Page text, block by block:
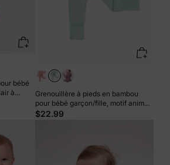
bébé
à
motif
Grenouillère à pieds en bambou
pour bébé garçon/fille, motif animal
enfantin, fermeture éclair double
$22.99